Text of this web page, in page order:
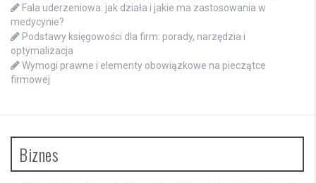
Fala uderzeniowa: jak działa i jakie ma zastosowania w
medycynie?
Podstawy księgowości dla firm: porady, narzędzia i
optymalizacja
Wymogi prawne i elementy obowiązkowe na pieczątce
firmowej
Biznes